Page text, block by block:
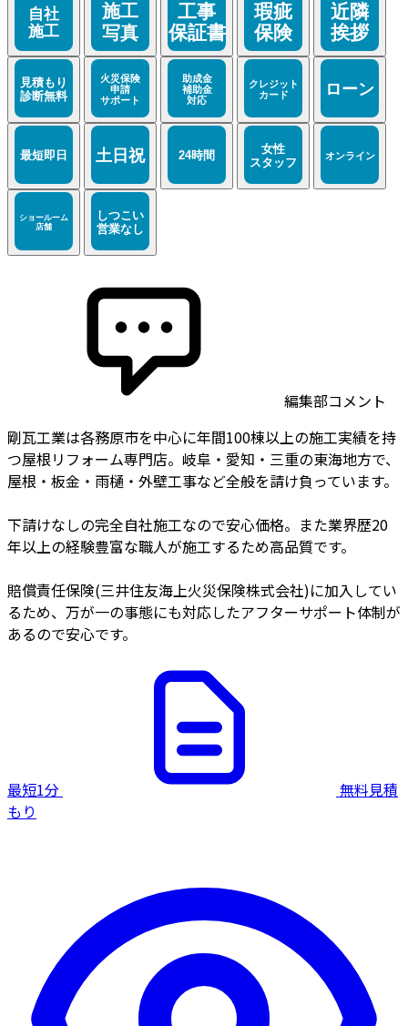
編集部コメント
剛瓦工業は各務原市を中心に年間100棟以上の施工実績を持
つ屋根リフォーム専門店。岐阜・愛知・三重の東海地方で、
屋根・板金・雨樋・外壁工事など全般を請け負っています。
下請けなしの完全自社施工なので安心価格。また業界歴20
年以上の経験豊富な職人が施工するため高品質です。
賠償責任保険(三井住友海上火災保険株式会社)に加入してい
るため、万が一の事態にも対応したアフターサポート体制が
あるので安心です。
最短1分
無料見積
もり